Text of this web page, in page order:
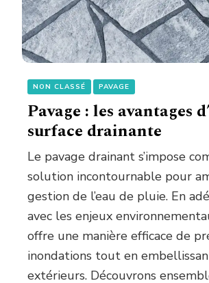
NON CLASSÉ PAVAGE
Pavage : les avantages
surface drainante
Le pavage drainant s’impose
solution incontournable pour
gestion de l’eau de pluie. En
avec les enjeux
offre une manière efficace de
inondations tout en
extérieurs. Découvrons